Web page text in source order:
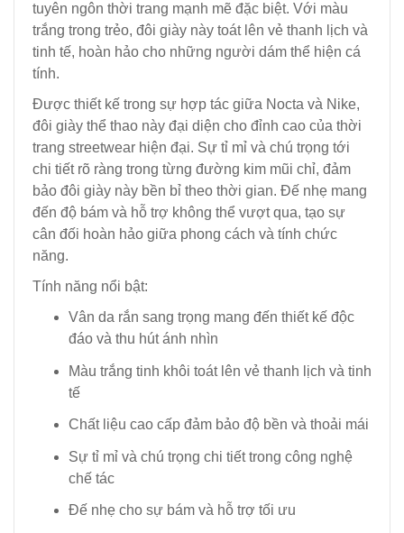
tuyên ngôn thời trang mạnh mẽ đặc biệt. Với màu
trắng trong trẻo, đôi giày này toát lên vẻ thanh lịch và
tinh tế, hoàn hảo cho những người dám thể hiện cá
tính.
Được thiết kế trong sự hợp tác giữa Nocta và Nike,
đôi giày thể thao này đại diện cho đỉnh cao của thời
trang streetwear hiện đại. Sự tỉ mỉ và chú trọng tới
chi tiết rõ ràng trong từng đường kim mũi chỉ, đảm
bảo đôi giày này bền bỉ theo thời gian. Đế nhẹ mang
đến độ bám và hỗ trợ không thể vượt qua, tạo sự
cân đối hoàn hảo giữa phong cách và tính chức
năng.
Tính năng nổi bật:
Vân da rắn sang trọng mang đến thiết kế độc
đáo và thu hút ánh nhìn
Màu trắng tinh khôi toát lên vẻ thanh lịch và tinh
tế
Chất liệu cao cấp đảm bảo độ bền và thoải mái
Sự tỉ mỉ và chú trọng chi tiết trong công nghệ
chế tác
Đế nhẹ cho sự bám và hỗ trợ tối ưu